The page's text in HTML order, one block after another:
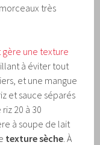
très
gère une texture
à éviter tout
et une mangue
et sauce séparés
20 à 30
à soupe de lait
texture sèche . À